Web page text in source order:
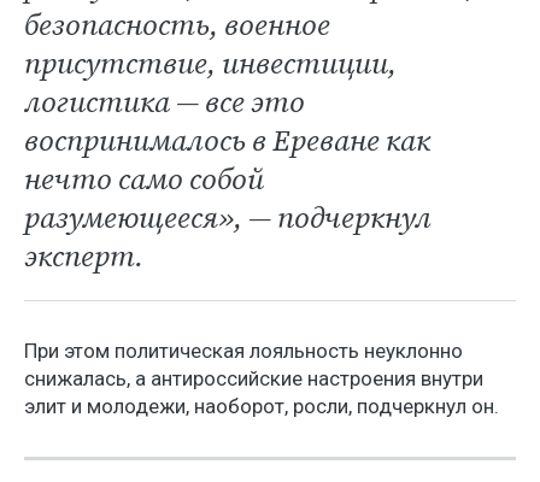
безопасность, военное
присутствие, инвестиции,
логистика — все это
воспринималось в Ереване как
нечто само собой
разумеющееся», — подчеркнул
эксперт.
При этом политическая лояльность неуклонно
снижалась, а антироссийские настроения внутри
элит и молодежи, наоборот, росли, подчеркнул он.